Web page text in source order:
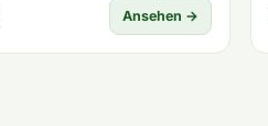
Ansehen →